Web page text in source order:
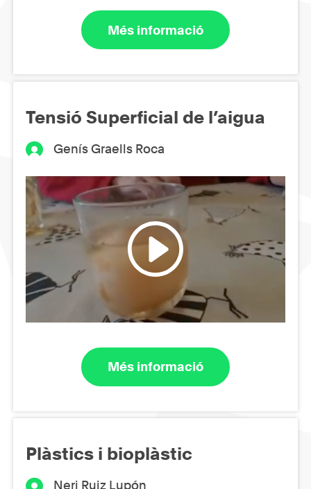
Més informació
Tensió Superficial de l’aigua
Genís Graells Roca
Més informació
Plàstics i bioplàstic
Neri Ruiz Lupón